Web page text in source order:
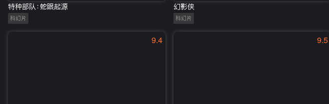
特种部队：蛇眼起源
科幻片
幻影侠
科幻片
9.4 9.5